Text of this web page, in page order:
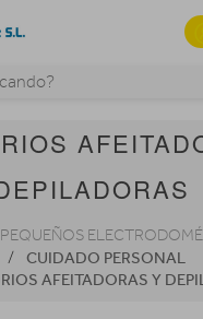
PEQUEÑOS
CUIDADO PERSONAL
AFEITADORAS Y